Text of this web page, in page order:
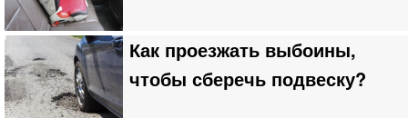
Как проезжать выбоины,
чтобы сберечь подвеску?